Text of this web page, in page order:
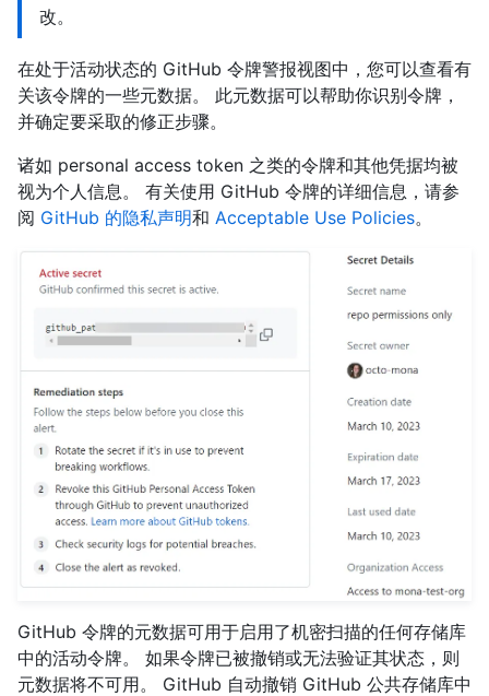
改。
在处于活动状态的 GitHub 令牌警报视图中，您可以查看有
关该令牌的一些元数据。 此元数据可以帮助你识别令牌，
并确定要采取的修正步骤。
诸如 personal access token 之类的令牌和其他凭据均被
视为个人信息。 有关使用 GitHub 令牌的详细信息，请参
阅 GitHub 的隐私声明和 Acceptable Use Policies。
GitHub 令牌的元数据可用于启用了机密扫描的任何存储库
中的活动令牌。 如果令牌已被撤销或无法验证其状态，则
元数据将不可用。 GitHub 自动撤销 GitHub 公共存储库中